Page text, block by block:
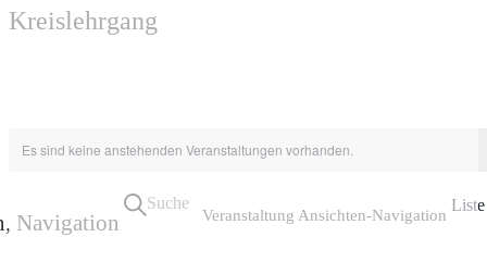
Kreislehrgang
Es sind keine anstehenden Veranstaltungen vorhanden.
Navigation
Suche
Veranstaltung Ansichten-Navigation
Liste